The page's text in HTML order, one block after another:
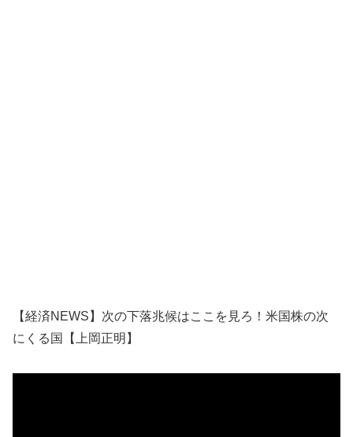
【経済NEWS】次の下落兆候はここを見ろ！米国株の次
にくる国【上岡正明】